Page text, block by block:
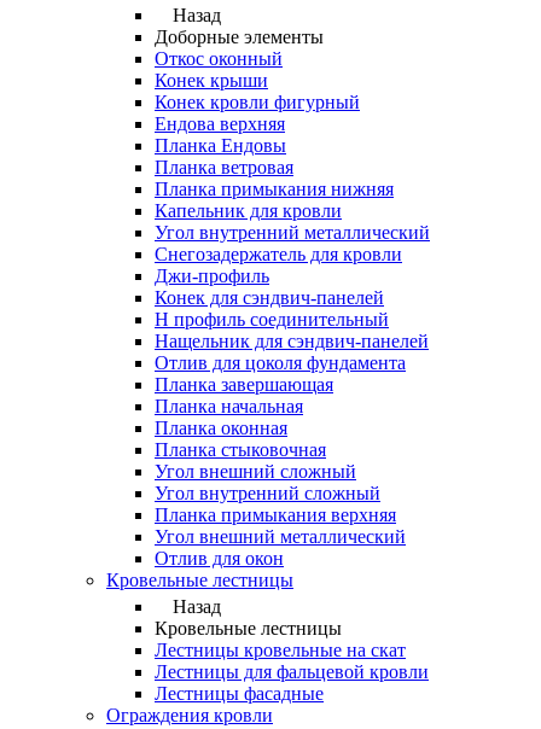
Назад
Доборные элементы
Откос оконный
Конек крыши
Конек кровли фигурный
Ендова верхняя
Планка Ендовы
Планка ветровая
Планка примыкания нижняя
Капельник для кровли
Угол внутренний металлический
Снегозадержатель для кровли
Джи-профиль
Конек для сэндвич-панелей
Н профиль соединительный
Нащельник для сэндвич-панелей
Отлив для цоколя фундамента
Планка завершающая
Планка начальная
Планка оконная
Планка стыковочная
Угол внешний сложный
Угол внутренний сложный
Планка примыкания верхняя
Угол внешний металлический
Отлив для окон
Кровельные лестницы
Назад
Кровельные лестницы
Лестницы кровельные на скат
Лестницы для фальцевой кровли
Лестницы фасадные
Ограждения кровли